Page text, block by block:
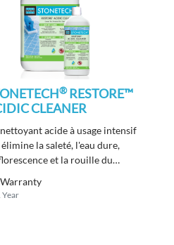
®RESTORE™
CLEANER
acide à usage intensif
la saleté, l'eau dure,
et la rouille du
de la maçonnerie et du joint.
Warranty
Year